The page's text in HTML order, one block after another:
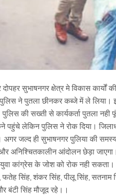
सुभाषनगर क्षेत्र मे विकास
ने पुतला छीनकर कब्जे में ले लिया।
पुलिस की सख्ती से कार्यकर्ता पुतला
पहुंचे लेकिन पुलिस ने रोक दिया।
अगर जल्द ही सुभाषनगर पुलिया की
अनिश्चितकालीन आंदोलन छेड़ा
कांग्रेस के जोश को रोक नही
फतेह सिंह, शंकर सिंह, पीलू सिंह, सतनाम
बंटी सिंह मौजूद रहे।।